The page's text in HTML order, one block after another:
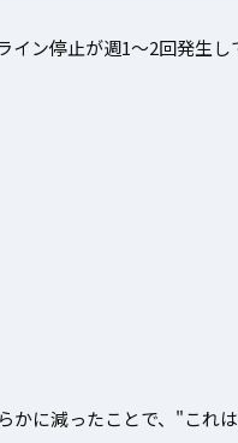
ン停止が週1〜2回発生し
に減ったことで、"これ